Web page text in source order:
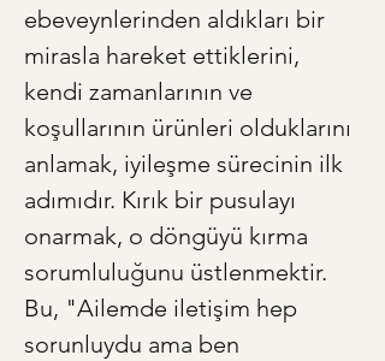
ebeveynlerinden aldıkları bir
mirasla hareket ettiklerini,
kendi zamanlarının ve
koşullarının ürünleri olduklarını
anlamak, iyileşme sürecinin ilk
adımıdır. Kırık bir pusulayı
onarmak, o döngüyü kırma
sorumluluğunu üstlenmektir.
Bu, "Ailemde iletişim hep
sorunluydu ama ben